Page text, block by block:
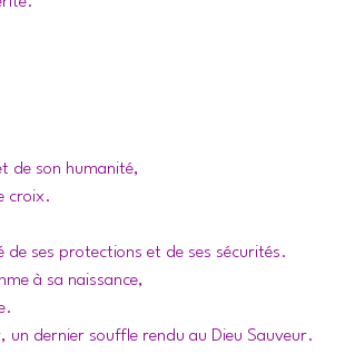
de son humanité,
croix.
ses protections et de ses sécurités.
à sa naissance,
un dernier souffle rendu au Dieu Sauveur.